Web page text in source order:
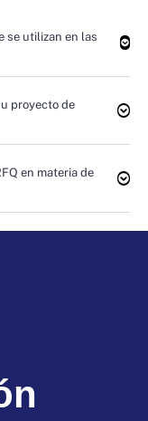
se utilizan en las
proyecto de
en materia de